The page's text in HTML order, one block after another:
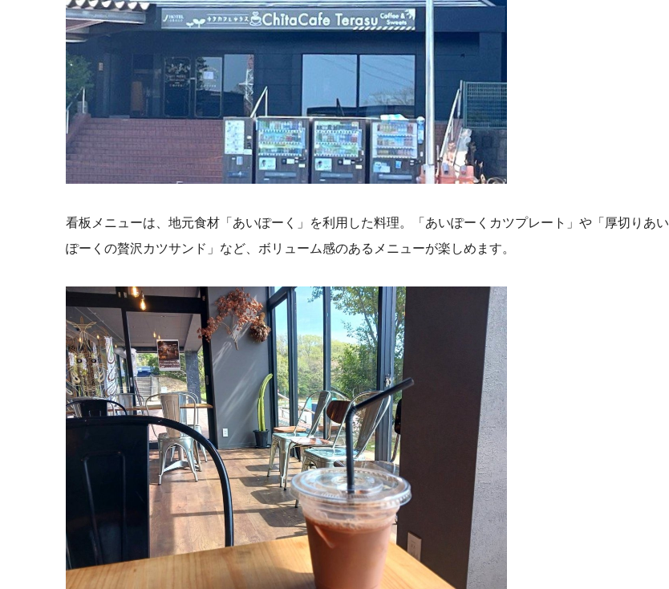
看板メニューは、地元食材「あいぽーく」を利用した料理。「あいぽーくカツプレート」や「厚切りあい
ぽーくの贅沢カツサンド」など、ボリューム感のあるメニューが楽しめます。